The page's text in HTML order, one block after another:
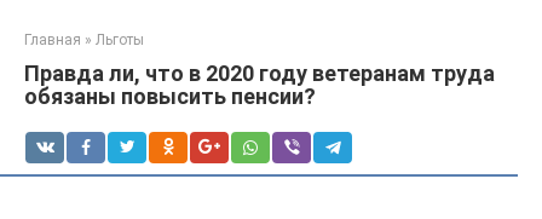
Главная » Льготы
Правда ли, что в 2020 году ветеранам труда
обязаны повысить пенсии?